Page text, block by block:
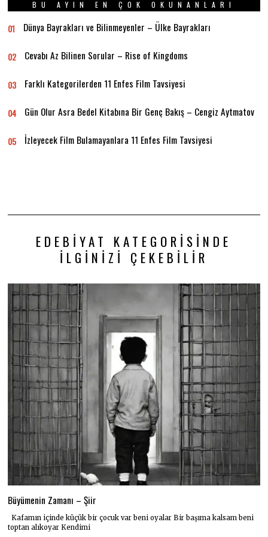
BU AYIN EN ÇOK OKUNANLARI
01 Dünya Bayrakları ve Bilinmeyenler – Ülke Bayrakları
02 Cevabı Az Bilinen Sorular – Rise of Kingdoms
03 Farklı Kategorilerden 11 Enfes Film Tavsiyesi
04 Gün Olur Asra Bedel Kitabına Bir Genç Bakış – Cengiz Aytmatov
05 İzleyecek Film Bulamayanlara 11 Enfes Film Tavsiyesi
EDEBIYAT KATEGORISINDE
İLGINIZI ÇEKEBILIR
Büyümenin Zamanı – Şiir
Kafamın içinde küçük bir çocuk var beni oyalar Bir başıma kalsam beni
toptan alıkoyar Kendimi